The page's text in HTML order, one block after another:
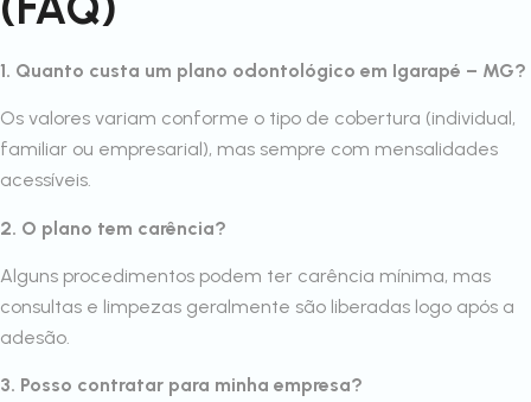
1. Quanto custa um plano odontológico em Igarapé – MG?
Os valores variam conforme o tipo de cobertura (individual,
familiar ou empresarial), mas sempre com mensalidades
acessíveis.
2. O plano tem carência?
Alguns procedimentos podem ter carência mínima, mas
consultas e limpezas geralmente são liberadas logo após a
adesão.
3. Posso contratar para minha empresa?